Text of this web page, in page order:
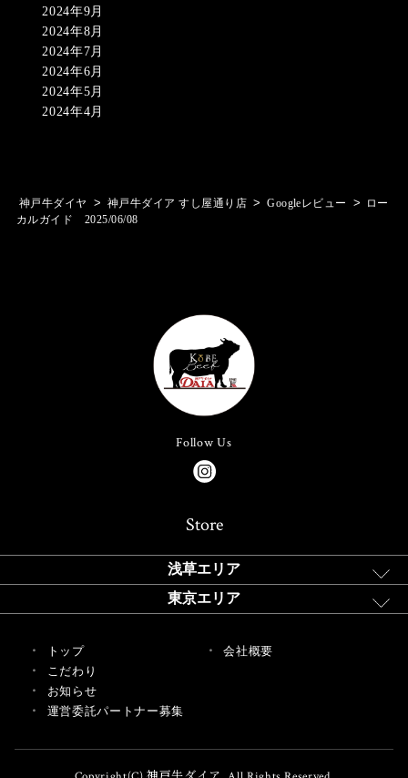
2024年9月
2024年8月
2024年7月
2024年6月
2024年5月
2024年4月
神戸牛ダイヤ > 神戸牛ダイア すし屋通り店 > Googleレビュー >
ロー
カルガイド 2025/06/08
Follow Us
Store
浅草エリア
東京エリア
トップ
こだわり
お知らせ
運営委託パートナー募集
会社概要